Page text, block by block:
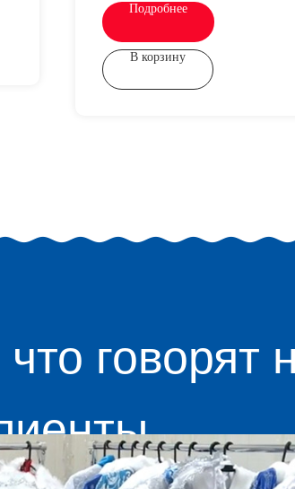
Подробнее
В корзину
говорят